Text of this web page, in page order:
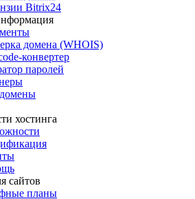
Bitrix24
домена (WHOIS)
конвертер
паролей
хостинга
сайтов
планы